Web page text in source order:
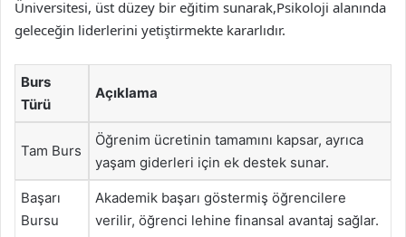
Üniversitesi, üst düzey bir eğitim sunarak,Psikoloji alanında
geleceğin liderlerini yetiştirmekte kararlıdır.
Burs
Türü
Açıklama
Tam Burs
Öğrenim ücretinin tamamını kapsar, ayrıca
yaşam giderleri için ek destek sunar.
Başarı
Bursu
Akademik başarı göstermiş öğrencilere
verilir, öğrenci lehine finansal avantaj sağlar.